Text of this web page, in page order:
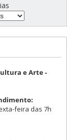
e Arte -
feira das 7h